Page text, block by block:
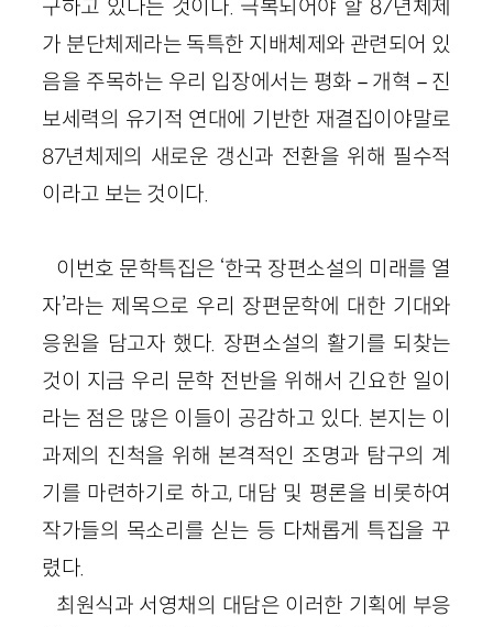
구하고 있다는 것이다. 극복되어야 할 87년체제
가 분단체제라는 독특한 지배체제와 관련되어 있
음을 주목하는 우리 입장에서는 평화－개혁－진
보세력의 유기적 연대에 기반한 재결집이야말로
87년체제의 새로운 갱신과 전환을 위해 필수적
이라고 보는 것이다.
이번호 문학특집은 ‘한국 장편소설의 미래를 열
자’라는 제목으로 우리 장편문학에 대한 기대와
응원을 담고자 했다. 장편소설의 활기를 되찾는
것이 지금 우리 문학 전반을 위해서 긴요한 일이
라는 점은 많은 이들이 공감하고 있다. 본지는 이
과제의 진척을 위해 본격적인 조명과 탐구의 계
기를 마련하기로 하고, 대담 및 평론을 비롯하여
작가들의 목소리를 싣는 등 다채롭게 특집을 꾸
렸다.
최원식과 서영채의 대담은 이러한 기획에 부응